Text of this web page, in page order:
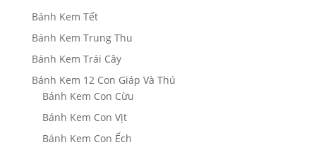
Bánh Kem Tết
Bánh Kem Trung Thu
Bánh Kem Trái Cây
Bánh Kem 12 Con Giáp Và Thú
Bánh Kem Con Cừu
Bánh Kem Con Vịt
Bánh Kem Con Ếch